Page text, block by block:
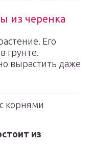
из черенка
Его
грунте.
вырастить даже
корнями
из